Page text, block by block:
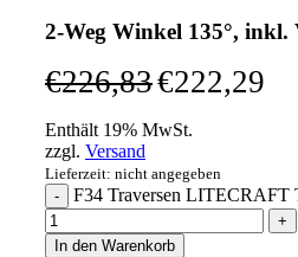
2-Weg Winkel 135°, inkl.
€226,83€222,29
Enthält 19% MwSt.
zzgl. Versand
Lieferzeit: nicht angegeben
F34 Traversen LITECRAFT
In den Warenkorb